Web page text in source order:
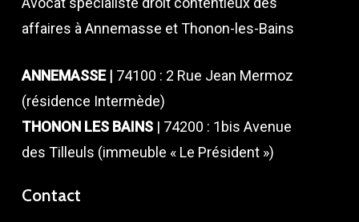
affaires à Annemasse et Thonon-les-Bains
ANNEMASSE | 74100 : 2 Rue Jean Mermoz
(résidence Intermède)
THONON LES BAINS| 74200 : 1bis Avenue
des Tilleuls (immeuble « Le Président »)
Contact